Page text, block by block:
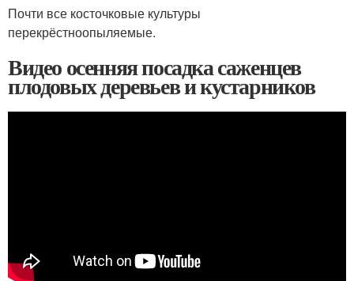
Почти все косточковые культуры
перекрёстноопыляемые.
Видео осенняя посадка саженцев
плодовых деревьев и кустарников